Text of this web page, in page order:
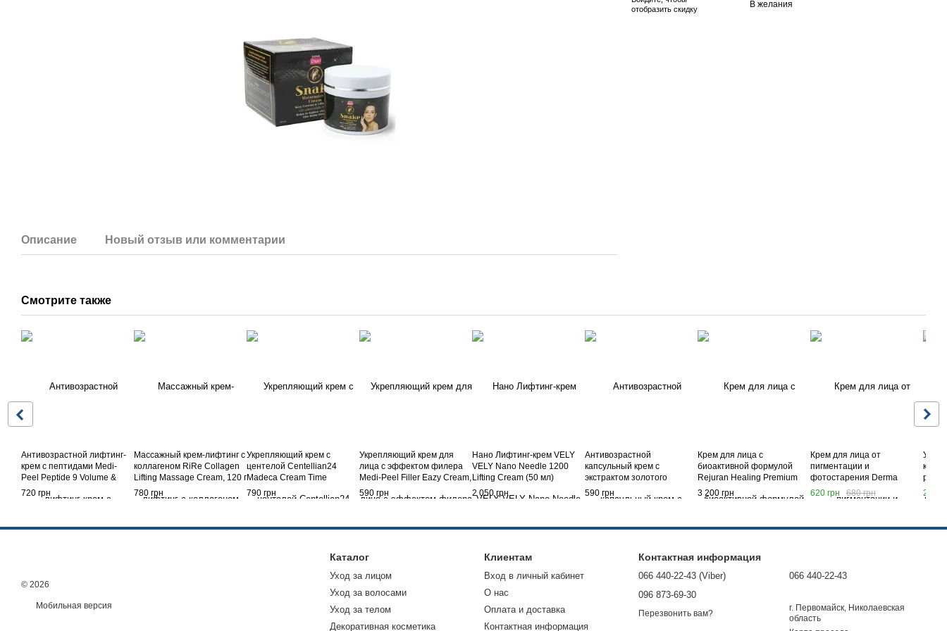
Описание Новый отзыв или комментарий
отобразить скидку
В желания
Смотрите также
Антивозрастной лифтинг-
крем с пептидами Medi-
Peel Peptide 9 Volume &
Tension Tox Cream Pro, 50
720 грн
Массажный крем-лифтинг с
коллагеном RiRe Collagen
Lifting Massage Cream, 120 г
780 грн
Укрепляющий крем с
центелой Centellian24
Madeca Cream Time
Reverse 50 мл
790 грн
Укрепляющий крем для
лица с эффектом филера
Medi-Peel Filler Eazy Cream,
50 мл
590 грн
Нано Лифтинг-крем VELY
VELY Nano Needle 1200
Lifting Cream (50 мл)
2 050 грн
Антивозрастной
капсульный крем с
экстрактом золотого
шелкопряда Medi-Peel Gold
Age Tox Cream, 50 мл
590 грн
Крем для лица с
биоактивной формулой
Rejuran Healing Premium
Activator Cream 50ml
3 200 грн
Крем для лица от
пигментации и
фотостарения Derma
Factory Tranexamic Acid 6%
Cream
620 грн 680 грн
крем
200
© 2026
Мобильная версия
Каталог
Уход за лицом
Уход за волосами
Уход за телом
Декоративная косметика
Клиентам
Вход в личный кабинет
О нас
Оплата и доставка
Контактная информация
Контактная информация
066 440-22-43 (Viber)
096 873-69-30
Перезвонить вам?
066 440-22-43
г. Первомайск, Николаевская
область